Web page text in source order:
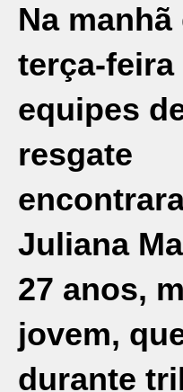
Na
terça-feira
equipes
resgate
Juliana
27 anos,
jovem,
durante